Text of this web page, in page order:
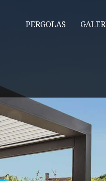
PERGOLAS